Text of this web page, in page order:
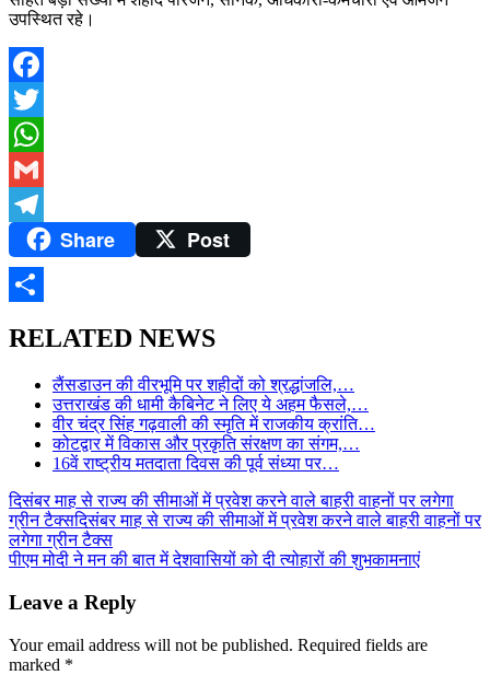
उपस्थित रहे।
Facebook
Twitter
WhatsApp
Gmail
TelegramShare Post
RELATED NEWS
लैंसडाउन की वीरभूमि पर शहीदों को श्रद्धांजलि,…
उत्तराखंड की धामी कैबिनेट ने लिए ये अहम फैसले,…
वीर चंद्र सिंह गढ़वाली की स्मृति में राजकीय क्रांति…
कोटद्वार में विकास और प्रकृति संरक्षण का संगम,…
16वें राष्ट्रीय मतदाता दिवस की पूर्व संध्या पर…
Post
navigation
दिसंबर माह से राज्य की सीमाओं में प्रवेश करने वाले बाहरी वाहनों पर लगेगा
ग्रीन टैक्सदिसंबर माह से राज्य की सीमाओं में प्रवेश करने वाले बाहरी वाहनों पर
लगेगा ग्रीन टैक्स
पीएम मोदी ने मन की बात में देशवासियों को दी त्योहारों की शुभकामनाएं
Leave a Reply
Your email address will not be published. Required fields are
marked *